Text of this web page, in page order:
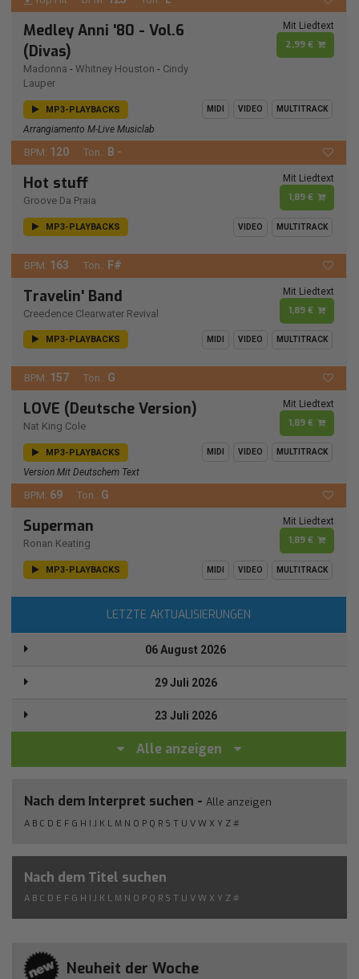
Medley Anni '80 - Vol.6
(Divas)
Madonna - Whitney Houston - Cindy
Lauper
Mit Liedtext
2,99 €
MP3-PLAYBACKS MIDI VIDEO MULTITRACK
Arrangiamento M-Live Musiclab
BPM: 120 Ton.: B -
Hot stuff
Groove Da Praia
Mit Liedtext
1,89 €
MP3-PLAYBACKS VIDEO MULTITRACK
BPM: 163 Ton.: F#
Travelin' Band
Creedence Clearwater Revival
Mit Liedtext
1,89 €
MP3-PLAYBACKS MIDI VIDEO MULTITRACK
BPM: 157 Ton.: G
LOVE (Deutsche Version)
Nat King Cole
Mit Liedtext
1,89 €
MP3-PLAYBACKS MIDI VIDEO MULTITRACK
Version Mit Deutschem Text
BPM: 69 Ton.: G
Superman
Ronan Keating
Mit Liedtext
1,89 €
MP3-PLAYBACKS MIDI VIDEO MULTITRACK
LETZTE AKTUALISIERUNGEN
06 August 2026
29 Juli 2026
23 Juli 2026
Alle anzeigen
Nach dem Interpret suchen - Alle anzeigen
A B C D E F G H I J K L M N O P Q R S T U V W X Y Z #
Nach dem Titel suchen
A B C D E F G H I J K L M N O P Q R S T U V W X Y Z #
Neuheit der Woche